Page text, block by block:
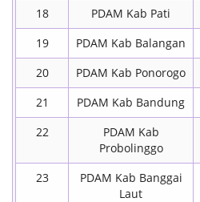
18
PDAM Kab Pati
19
PDAM Kab Balangan
20
PDAM Kab Ponorogo
21
PDAM Kab Bandung
22
PDAM Kab
Probolinggo
23
PDAM Kab Banggai
Laut